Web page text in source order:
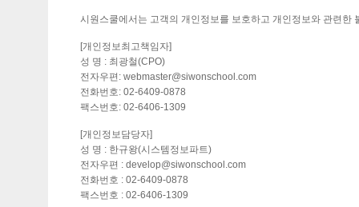
시원스쿨에서는 고객의 개인정보를 보호하고 개인정보와 관련
[개인정보최고책임자]
성 명 : 최광철(CPO)
전자우편: webmaster@siwonschool.com
전화번호: 02-6409-0878
팩스번호: 02-6406-1309
[개인정보담당자]
성 명 : 한규왕(시스템정보파트)
전자우편 : develop@siwonschool.com
전화번호 : 02-6409-0878
팩스번호 : 02-6406-1309